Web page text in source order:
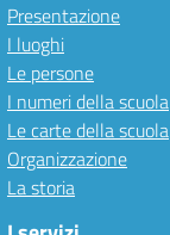
Presentazione
I luoghi
Le persone
I numeri della scuola
Le carte della scuola
Organizzazione
La storia